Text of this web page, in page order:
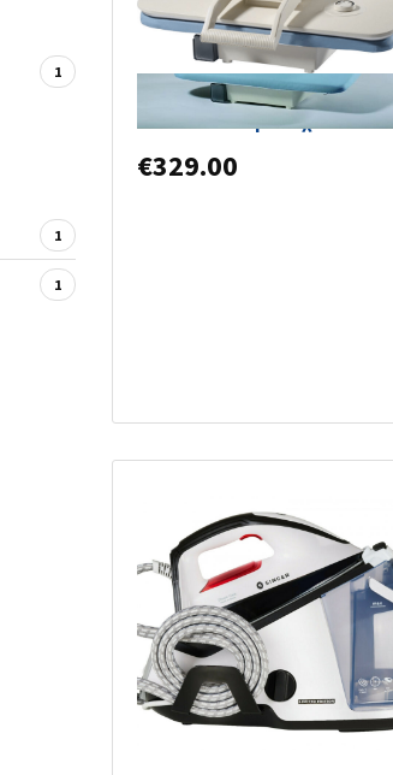
Singer Πρέσα Σιδερώματος
DIVINA 2200W με Δοχείο 450ml
€329.00
1
1
1